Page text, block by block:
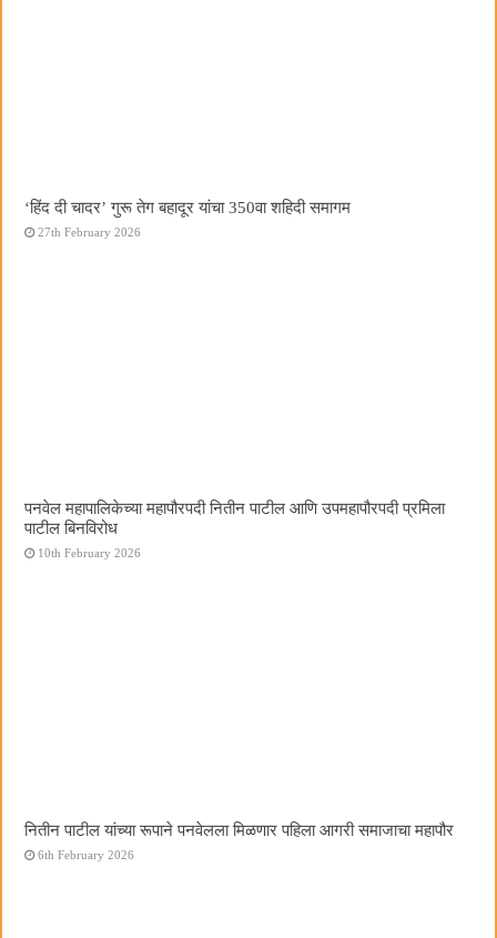
‘हिंद दी चादर’ गुरू तेग बहादूर यांचा 350वा शहिदी समागम
27th February 2026
पनवेल महापालिकेच्या महापौरपदी नितीन पाटील आणि उपमहापौरपदी प्रमिला
पाटील बिनविरोध
10th February 2026
नितीन पाटील यांच्या रूपाने पनवेलला मिळणार पहिला आगरी समाजाचा महापौर
6th February 2026